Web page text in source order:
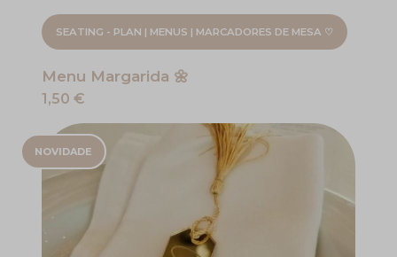
SEATING - PLAN | MENUS | MARCADORES DE MESA ♡
Menu Margarida 🌼
1,50 €
NOVIDADE